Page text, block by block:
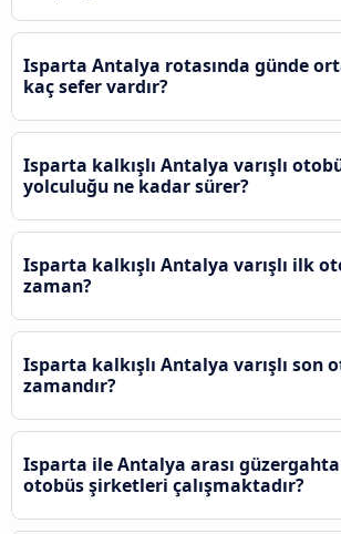
Isparta Antalya rotasında günde
kaç sefer vardır?
Isparta kalkışlı Antalya varışlı
yolculuğu ne kadar sürer?
Isparta kalkışlı Antalya varışlı ilk
zaman?
Isparta kalkışlı Antalya varışlı son
zamandır?
Isparta ile Antalya arası
otobüs şirketleri çalışmaktadır?